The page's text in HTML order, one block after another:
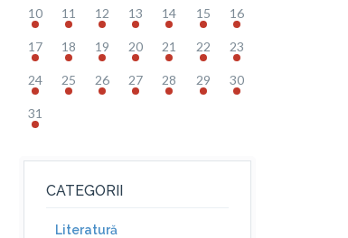
10 11 12 13 14 15 16
17 18 19 20 21 22 23
24 25 26 27 28 29 30
31
CATEGORII
Literatură